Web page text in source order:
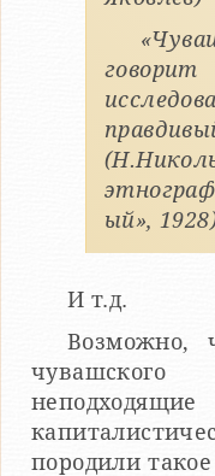
говорит
ый»,
И т.д.
Возможно,
породили